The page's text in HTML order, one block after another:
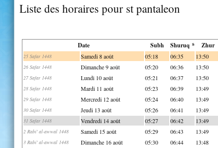
Liste des horaires pour st pantaleon
Date Subh Shuruq * Zhur
25 Safar 1448 Samedi 8 août 05:18 06:35 13:50
26 Safar 1448 Dimanche 9 août 05:20 06:36 13:50
27 Safar 1448 Lundi 10 août 05:21 06:37 13:50
28 Safar 1448 Mardi 11 août 05:23 06:39 13:49
29 Safar 1448 Mercredi 12 août 05:24 06:40 13:49
30 Safar 1448 Jeudi 13 août 05:26 06:41 13:49
31 Safar 1448 Vendredi 14 août 05:27 06:42 13:49
2 Rabi' al-awwal 1448 Samedi 15 août 05:29 06:43 13:49
3 Rabi' al-awwal 1448 Dimanche 16 août 05:30 06:44 13:48